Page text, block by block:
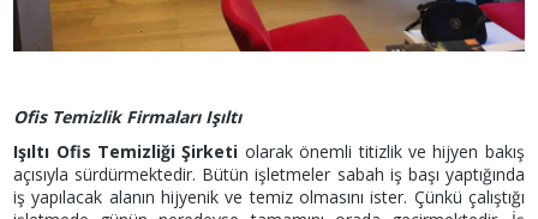
Ofis Temizlik Firmaları Işıltı
Işıltı Ofis Temizliği Şirketi olarak önemli titizlik ve hijyen bakış
açısıyla sürdürmektedir. Bütün işletmeler sabah iş başı yaptığında
iş yapılacak alanın hijyenik ve temiz olmasını ister. Çünkü çalıştığı